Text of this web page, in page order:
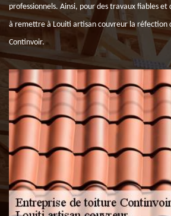
professionnels. Ainsi, pour des travaux fiables et
à remettre à Louiti artisan couvreur la réfection
Continvoir.